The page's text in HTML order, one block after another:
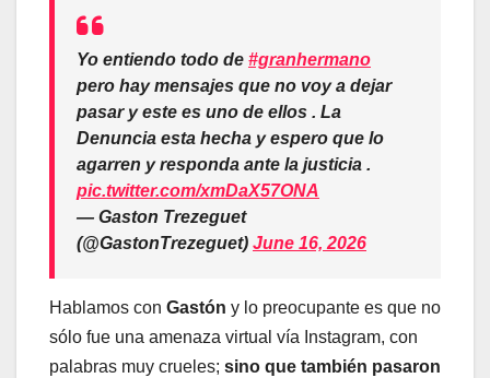
Yo entiendo todo de #granhermano
pero hay mensajes que no voy a dejar
pasar y este es uno de ellos . La
Denuncia esta hecha y espero que lo
agarren y responda ante la justicia .
pic.twitter.com/xmDaX57ONA
— Gaston Trezeguet
(@GastonTrezeguet) June 16, 2026
Hablamos con Gastón y lo preocupante es que no
sólo fue una amenaza virtual vía Instagram, con
palabras muy crueles; sino que también pasaron